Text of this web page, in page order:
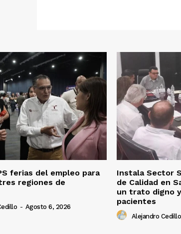
ferias del empleo para
regiones de
- Agosto 6, 2026
Instala Sector
de Calidad en
un trato digno
pacientes
Alejandro Cedillo